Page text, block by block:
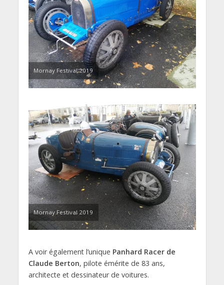
Mornay Festival 2019
Mornay Festival 2019
A voir également l’unique Panhard Racer de
Claude Berton, pilote émérite de 83 ans,
architecte et dessinateur de voitures.